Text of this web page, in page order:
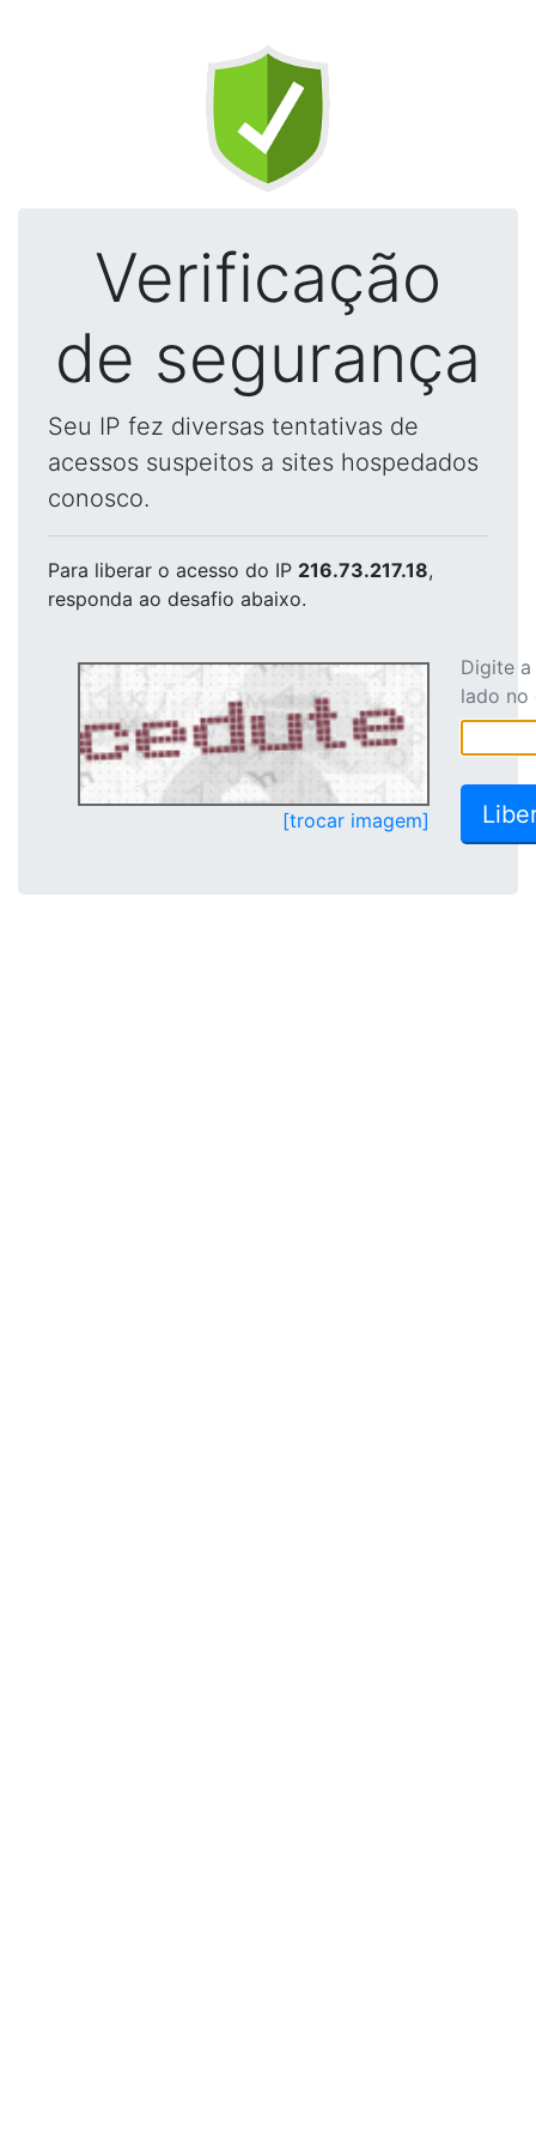
Verificação
de segurança
Seu IP fez diversas tentativas de
acessos suspeitos a sites hospedados
conosco.
Para liberar o acesso do IP 216.73.217.18,
responda ao desafio abaixo.
[trocar imagem]
Digite
lado no